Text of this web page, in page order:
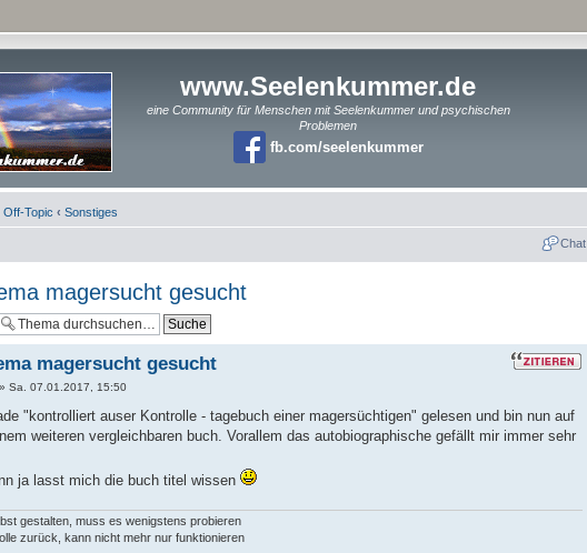
www.Seelenkummer.de
eine Community für Menschen mit Seelenkummer und psychischen
Problemen
fb.com/seelenkummer
Off-Topic ‹ Sonstiges
Chat
magersucht gesucht
magersucht gesucht
» Sa. 07.01.2017, 15:50
"kontrolliert auser Kontrolle - tagebuch einer magersüchtigen" gelesen und bin nun auf
weiteren vergleichbaren buch. Vorallem das autobiographische gefällt mir immer sehr
ja lasst mich die buch titel wissen
gestalten, muss es wenigstens probieren
zurück, kann nicht mehr nur funktionieren